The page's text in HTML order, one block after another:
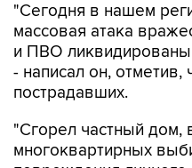
"Сегодня в нашем
массовая атака
и ПВО ликвидированы
- написал он,
пострадавших.
"Сгорел частный дом,
многоквартирных